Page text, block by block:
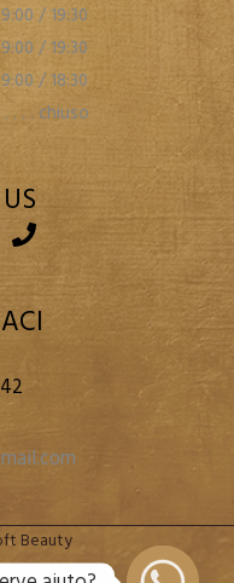
/ 19:30
/ 19:30
/ 18:30
. . . chiuso
Beauty
Policy